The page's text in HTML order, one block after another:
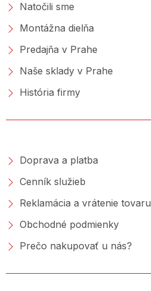
Natočili sme
Montážna dielňa
Predajňa v Prahe
Naše sklady v Prahe
História firmy
Doprava a platba
Cenník služieb
Reklamácia a vrátenie tovaru
Obchodné podmienky
Prečo nakupovať u nás?